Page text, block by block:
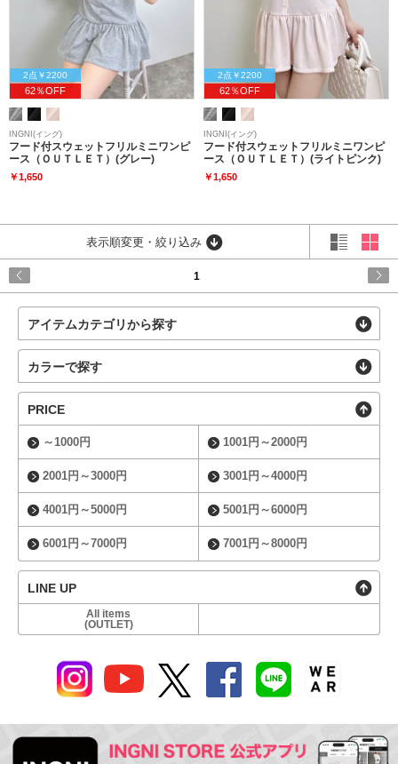
2点￥2200
62％OFF
INGNI(イング)
フード付スウェットフリルミニワンピ
ース（ＯＵＴＬＥＴ）(グレー)
￥1,650
2点￥2200
62％OFF
INGNI(イング)
フード付スウェットフリルミニワンピ
ース（ＯＵＴＬＥＴ）(ライトピンク)
￥1,650
表示順変更・絞り込み
1
アイテムカテゴリから探す
カラーで探す
PRICE
～1000円 1001円～2000円
2001円～3000円 3001円～4000円
4001円～5000円 5001円～6000円
6001円～7000円 7001円～8000円
LINE UP
All items
(OUTLET)